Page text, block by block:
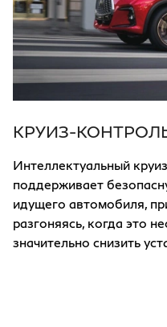
КРУИЗ-
Интеллектуальный
поддерживает
идущего автомобиля,
разгоняясь, когда это
значительно снизить